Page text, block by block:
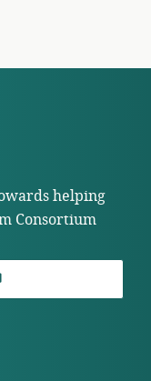
helping
Consortium